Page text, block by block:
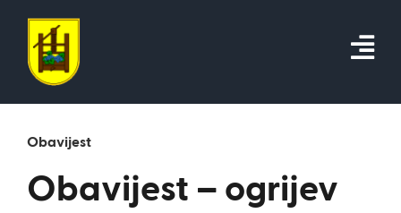
content
Obavijest
Obavijest – ogrijev